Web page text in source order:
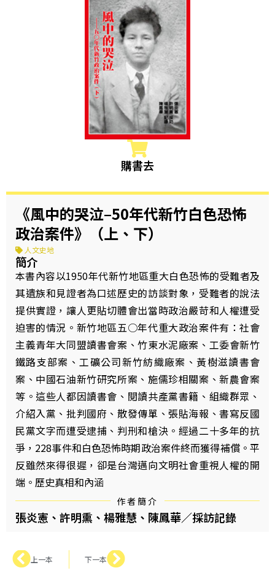
購書去
《風中的哭泣–50年代新竹白色恐怖
政治案件》（上、下）
人文史地
簡介
本書內容以1950年代新竹地區重大白色恐怖的受難者及
其遺族和見證者為口述歷史的訪談對象，受難者的說法
提供實證，讓人更貼切體會出當時政治嚴苛和人權遭受
迫害的情況。新竹地區五○年代重大政治案件有：社會
主義青年大同盟讀書會案、竹東水泥廠案、工委會新竹
鐵路支部案、工礦公司新竹紡織廠案、黃樹滋讀書會
案、中國石油新竹研究所案、施儒珍相關案、新農會案
等。這些人都因讀書會、閱讀共產黨書籍、組織群眾、
介紹入黨、批判國府、散發傳單、張貼海報、書寫反國
民黨文字而遭受逮捕、判刑和槍決。經過二十多年的抗
爭，228事件和白色恐怖時期政治案件終而獲得補償。平
反雖然來得很遲，卻是台灣邁向文明社會重視人權的開
端。歷史真相和內涵
作者簡介
張炎憲、許明熏、楊雅慧、陳鳳華／採訪記錄
上一本 下一本